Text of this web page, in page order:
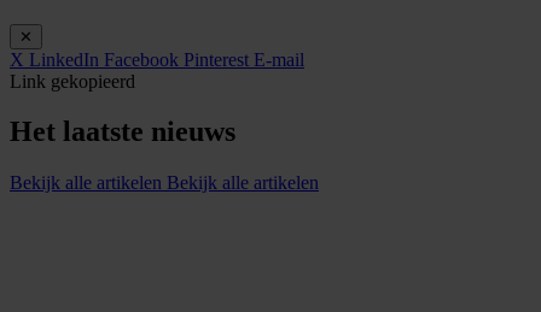
✕
X LinkedIn Facebook Pinterest E-mail
Link gekopieerd
Het laatste nieuws
Bekijk alle artikelen Bekijk alle artikelen